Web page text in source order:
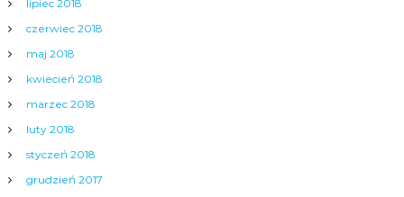
lipiec 2018
czerwiec 2018
maj 2018
kwiecień 2018
marzec 2018
luty 2018
styczeń 2018
grudzień 2017